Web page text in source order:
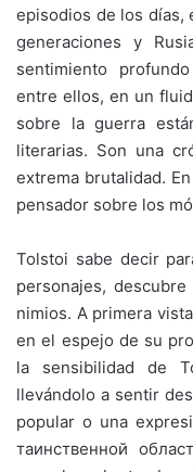
episodios de los días,
generaciones y
sentimiento
entre ellos, en un
sobre la guerra
literarias. Son una
extrema brutalidad.
pensador sobre los
Tolstoi sabe decir
personajes,
nimios. A primera
en el espejo de su
la sensibilidad de
llevándolo a sentir
popular o una
таинственной